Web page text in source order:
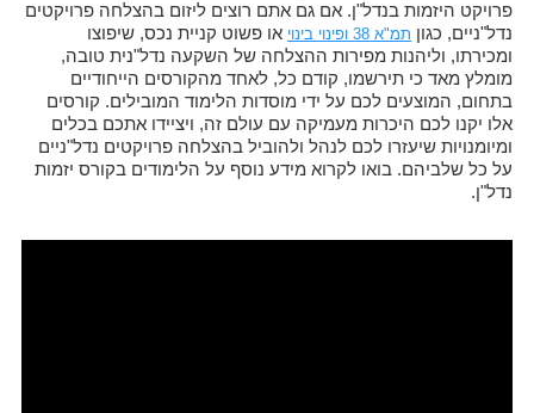
פרויקט היזמות בנדל"ן. אם גם אתם רוצים ליזום בהצלחה פרויקטים
נדל"ניים, כגון תמ"א 38 ופינוי בינוי
או פשוט קניית נכס, שיפוצו
ומכירתו, וליהנות מפירות ההצלחה של השקעה נדל"נית טובה,
מומלץ מאד כי תירשמו, קודם כל, לאחד מהקורסים הייחודיים
בתחום, המוצעים לכם על ידי מוסדות הלימוד המובילים. קורסים
אלו יקנו לכם היכרות מעמיקה עם עולם זה, ויציידו אתכם בכלים
ומיומנויות שיעזרו לכם לנהל ולהוביל בהצלחה פרויקטים נדל"ניים
על כל שלביהם. בואו לקרוא מידע נוסף על הלימודים בקורס יזמות
נדל"ן.